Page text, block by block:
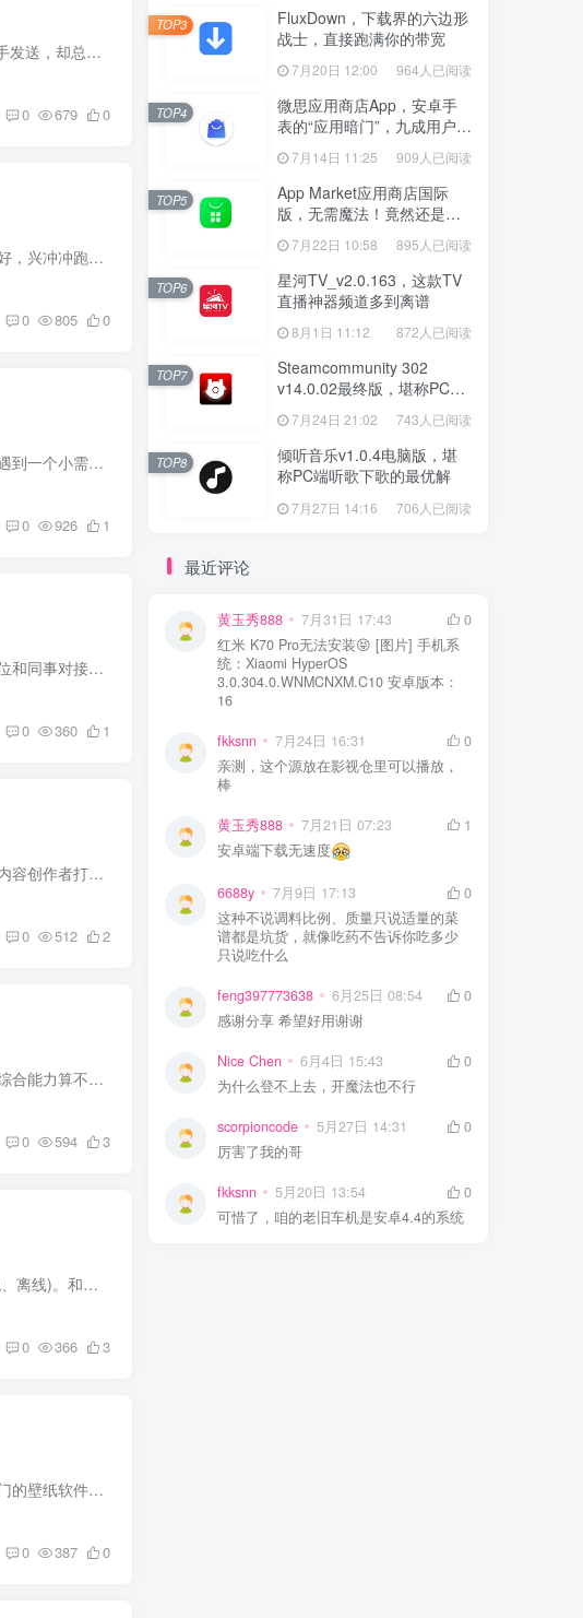
跨设备传文件早已是日常工作、学习中的高频刚需，多数人习惯用微信、QQ 随手发送，却总躲不开画质被压缩、大文件限速卡顿的麻烦；不少数码爱好者会选用 LocalSend 这类工具，却也常遇到平台适配...
0 679 0
经常折腾安卓软件的朋友，大概率都有过这样的经历：听说某款开源工具口碑很好，兴冲冲跑去 GitHub 搜索，翻半天仓库才找到 Release 页面，对着一堆文件又分不清哪个是安卓能用的安装包，好不容...
0 805 0
相信不少经常用电脑的朋友都有过这种困扰：办公、整理文件、打理系统时，每遇到一个小需求就得去找一款对应软件，一来二去电脑里装了一堆零散工具，既占空间又不好管理。 今天给大家带来的这款...
0 926 1
上班的时候总免不了临时起身：去茶水间接杯水、到洗手间一趟，或是去隔壁工位和同事对接工作。就离开短短几分钟，电脑屏幕还亮着，工作文件、聊天记录都明晃晃摆在桌面上，心里总有点不踏实。直...
0 360 1
下蛋是一款在线音乐播放器，也是一款支持双引擎下载的视频下载工具。它是为内容创作者打造的日常工具：需要素材时，用嗅探和 YT-DLP 下载；需要专注时，在后台播放在线音乐；丰富的自定义选项，...
0 512 2
常玩 AI 的朋友，对豆包和千问肯定都不陌生。放在国内 AI 产品梯队里，它们的综合能力算不上最顶尖，但绝对稳居第一阵营，日常用来处理文字、梳理逻辑都相当顺手。而今天咱们不聊文本能力，专门...
0 594 3
吾爱熄屏 · WuAi ScreenOff 一个极小的 Windows 熄屏关屏小工具(单文件、绿色、离线)。和系统'锁屏'不同——它只把屏幕熄掉、不锁电脑:后台的下载 / 渲染 / 远程 / 挂机任务一秒不停,唤醒后直...
0 366 3
不少粉丝都和我说，喜欢用动态壁纸给桌面增添氛围感，可找来找去总踩坑：热门的壁纸软件要付费，免费的又广告满天飞，还总捆绑一堆没用的插件，想找个干净好用的真不容易。 今天就给大家安排两...
0 387 0
FluxDown，下载界的六边形
战士，直接跑满你的带宽
7月20日 12:00 964人已阅读
TOP3
微思应用商店App，安卓手
表的“应用暗门”，九成用户还
没发现
7月14日 11:25 909人已阅读
TOP4
App Market应用商店国际
版，无需魔法！竟然还是大
厂出品？
7月22日 10:58 895人已阅读
TOP5
星河TV_v2.0.163，这款TV
直播神器频道多到离谱
8月1日 11:12 872人已阅读
TOP6
Steamcommunity 302
v14.0.02最终版，堪称PC玩
家必备的网络工具箱
7月24日 21:02 743人已阅读
TOP7
倾听音乐v1.0.4电脑版，堪
称PC端听歌下歌的最优解
7月27日 14:16 706人已阅读
TOP8
最近评论
黄玉秀888 7月31日 17:43
0
红米 K70 Pro无法安装😝 [图片] 手机系
统：Xiaomi HyperOS
3.0.304.0.WNMCNXM.C10 安卓版本：
16
fkksnn 7月24日 16:31
0
亲测，这个源放在影视仓里可以播放，
棒
黄玉秀888 7月21日 07:23
1
安卓端下载无速度
6688y 7月9日 17:13
0
这种不说调料比例、质量只说适量的菜
谱都是坑货，就像吃药不告诉你吃多少
只说吃什么
feng397773638 6月25日 08:54
0
感谢分享 希望好用谢谢
Nice Chen 6月4日 15:43
0
为什么登不上去，开魔法也不行
scorpioncode 5月27日 14:31
0
厉害了我的哥
fkksnn 5月20日 13:54
0
可惜了，咱的老旧车机是安卓4.4的系统